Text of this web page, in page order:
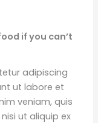
if you can’t
adipiscing
ut labore et
veniam, quis
ut aliquip ex